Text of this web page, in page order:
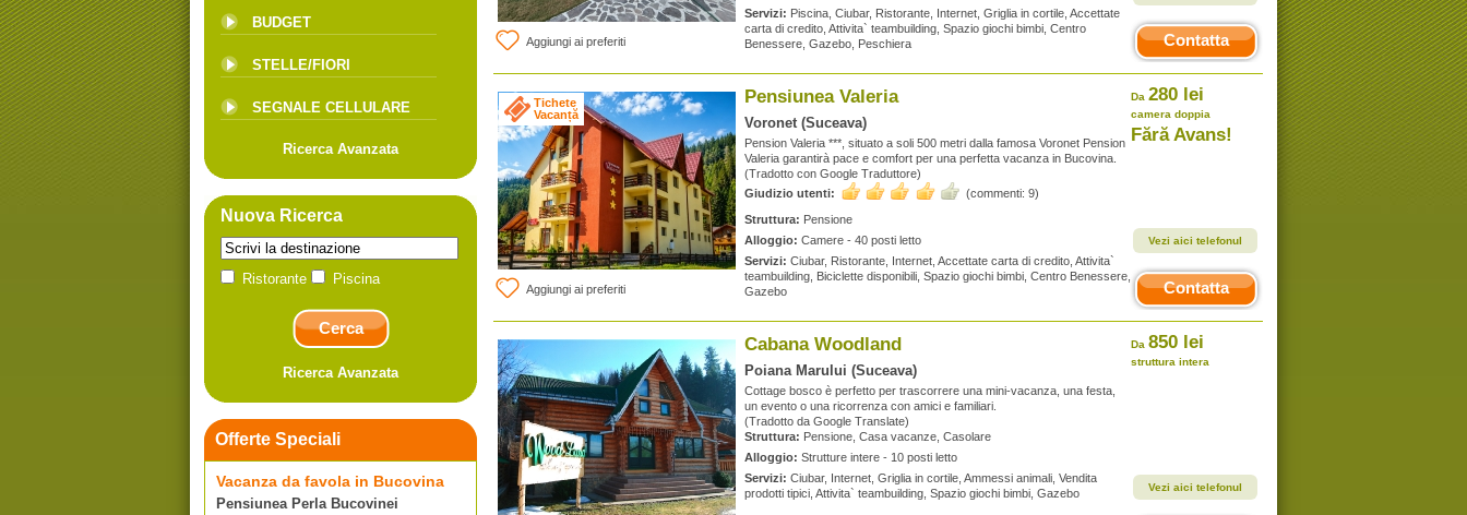
BUDGET
STELLE/FIORI
SEGNALE CELLULARE
Ricerca Avanzata
Nuova Ricerca
Ristorante Piscina
Ricerca Avanzata
Offerte Speciali
Vacanza da favola in Bucovina
Pensiunea Perla Bucovinei
Aggiungi ai preferiti
Servizi: Piscina, Ciubar, Ristorante, Internet, Griglia in cortile, Accettate
carta di credito, Attivita` teambuilding, Spazio giochi bimbi, Centro
Benessere, Gazebo, Peschiera
Contatta
Tichete
Vacanță
Aggiungi ai preferiti
Pensiunea Valeria
Voronet (Suceava)
Pension Valeria ***, situato a soli 500 metri dalla famosa Voronet Pension
Valeria garantirà pace e comfort per una perfetta vacanza in Bucovina.
(Tradotto con Google Traduttore)
Giudizio utenti:
(commenti: 9)
Struttura: Pensione
Alloggio: Camere - 40 posti letto
Servizi: Ciubar, Ristorante, Internet, Accettate carta di credito, Attivita`
teambuilding, Biciclette disponibili, Spazio giochi bimbi, Centro Benessere,
Gazebo
Da 280 lei
camera doppia
Fără Avans!
Vezi aici telefonul
Contatta
Cabana Woodland
Poiana Marului (Suceava)
Cottage bosco è perfetto per trascorrere una mini-vacanza, una festa,
un evento o una ricorrenza con amici e familiari.
(Tradotto da Google Translate)
Struttura: Pensione, Casa vacanze, Casolare
Alloggio: Strutture intere - 10 posti letto
Servizi: Ciubar, Internet, Griglia in cortile, Ammessi animali, Vendita
prodotti tipici, Attivita` teambuilding, Spazio giochi bimbi, Gazebo
Da 850 lei
struttura intera
Vezi aici telefonul